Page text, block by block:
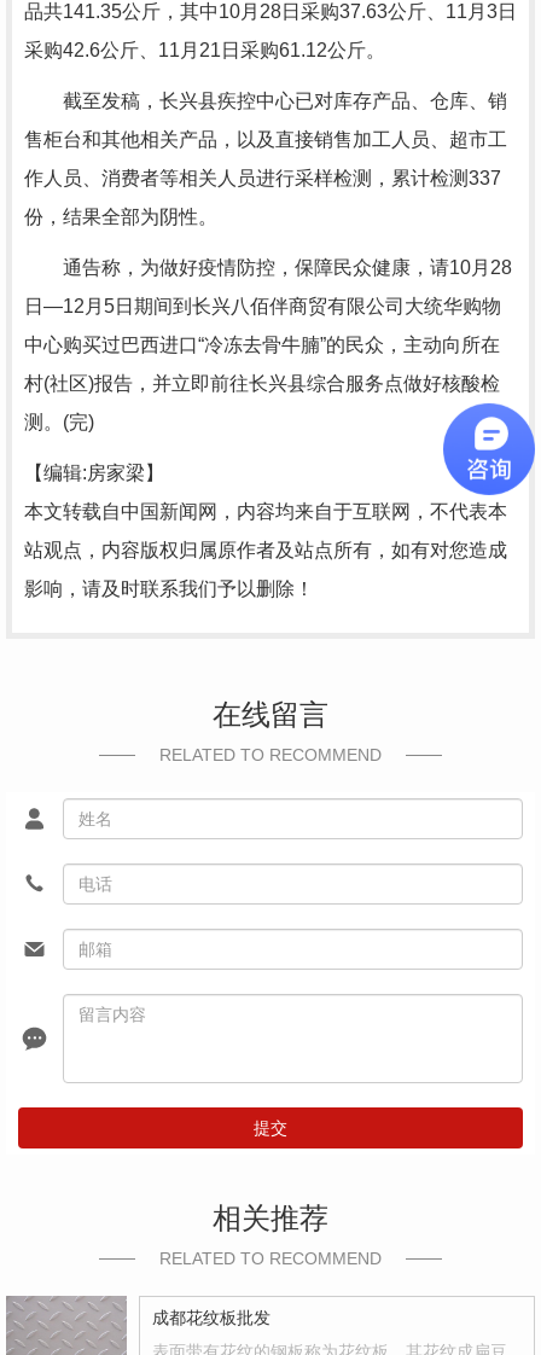
品共141.35公斤，其中10月28日采购37.63公斤、11月3日
采购42.6公斤、11月21日采购61.12公斤。
截至发稿，长兴县疾控中心已对库存产品、仓库、销
售柜台和其他相关产品，以及直接销售加工人员、超市工
作人员、消费者等相关人员进行采样检测，累计检测337
份，结果全部为阴性。
通告称，为做好疫情防控，保障民众健康，请10月28
日—12月5日期间到长兴八佰伴商贸有限公司大统华购物
中心购买过巴西进口“冷冻去骨牛腩”的民众，主动向所在
村(社区)报告，并立即前往长兴县综合服务点做好核酸检
测。(完)
【编辑:房家梁】
本文转载自中国新闻网，内容均来自于互联网，不代表本
站观点，内容版权归属原作者及站点所有，如有对您造成
影响，请及时联系我们予以删除！
在线留言
RELATED TO RECOMMEND
提交
相关推荐
RELATED TO RECOMMEND
成都花纹板批发